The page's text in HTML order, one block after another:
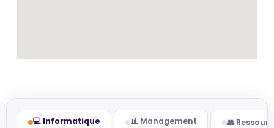
💻 Informatique 📊 Management 👥